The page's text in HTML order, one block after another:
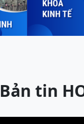
Bản tin